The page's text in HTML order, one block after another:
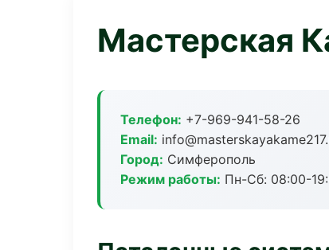
Мастерская
Телефон: +7-969-941-58-26
Email:
Город: Симферополь
Режим работы: Пн-Сб: 08:00-